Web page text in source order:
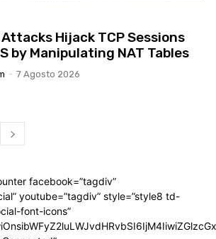
Hijack TCP Sessions
by Manipulating NAT Tables
- 7 Agosto 2026
facebook=”tagdiv”
youtube=”tagdiv” style=”style8 td-
font-icons”